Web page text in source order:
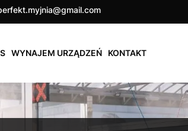
WYNAJEM URZĄDZEŃ KONTAKT